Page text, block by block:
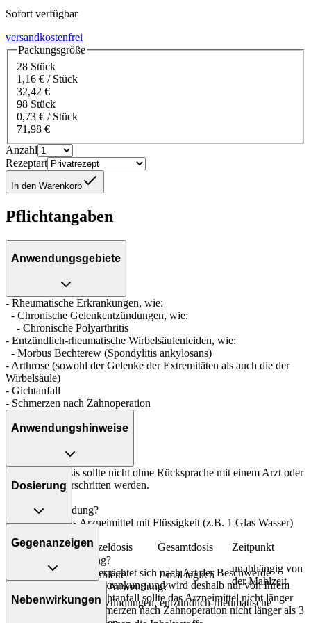
Sofort verfügbar
versandkostenfrei
Packungsgröße
28 Stück
1,16 € / Stück
32,42 €
98 Stück
0,73 € / Stück
71,98 €
Anzahl
Rezeptart
In den Warenkorb
Pflichtangaben
Anwendungsgebiete
- Rheumatische Erkrankungen, wie:
- Chronische Gelenkentzündungen, wie:
- Chronische Polyarthritis
- Entzündlich-rheumatische Wirbelsäulenleiden, wie:
- Morbus Bechterew (Spondylitis ankylosans)
- Arthrose (sowohl der Gelenke der Extremitäten als auch die der
Wirbelsäule)
- Gichtanfall
- Schmerzen nach Zahnoperation
Anwendungshinweise
Die Gesamtdosis sollte nicht ohne Rücksprache mit einem Arzt oder
Apotheker überschritten werden.
Art der Anwendung?
Nehmen Sie das Arzneimittel mit Flüssigkeit (z.B. 1 Glas Wasser)
Dauer der Anwendung?
Die Anwendungsdauer richtet sich nach Art der Beschwerde
und/oder Dauer der Erkrankung und wird deshalb nur von Ihrem
Arzt bestimmt. Bei Gichtanfall sollte das Arzneimittel nicht länger
als 8 Tage und bei Schmerzen nach Zahnoperation nicht länger als 3
Dosierung
Personenkreis
Einzeldosis Gesamtdosis
Zeitpunkt
16 Jahren und
1 Tablette 1-mal täglich
unabhängig von
der Mahlzeit
Chronische Gelenkentzündungen, entzündlich-rheumatische
Gegenanzeigen
Was spricht gegen eine Anwendung?
Nebenwirkungen